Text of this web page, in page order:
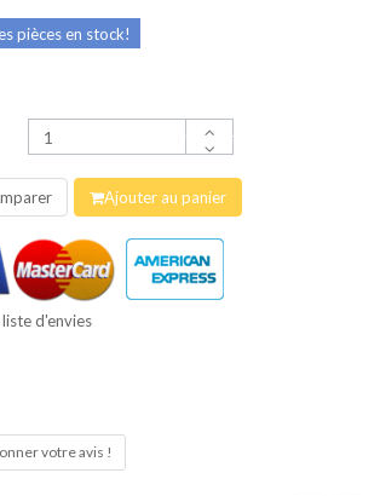
pièces en stock!
Ajouter au panier
d'envies
votre avis !